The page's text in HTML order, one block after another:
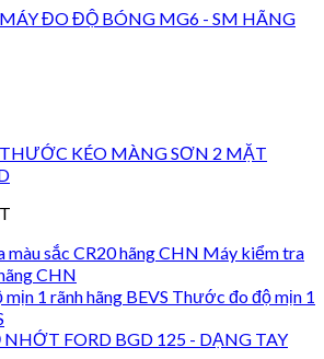
MÁY ĐO ĐỘ BÓNG MG6 - SM HÃNG
THƯỚC KÉO MÀNG SƠN 2 MẶT
Máy kiểm tra
CHN
Thước đo độ mịn 1